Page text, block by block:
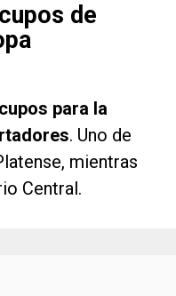
de
para la
. Uno de
mientras
Central.